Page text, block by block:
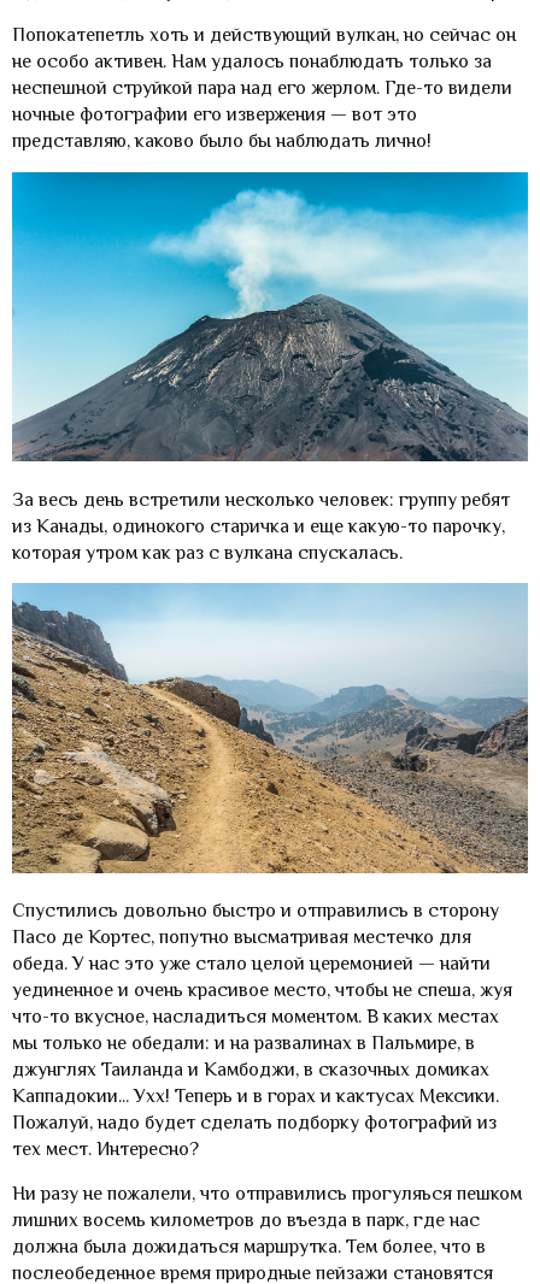
Попокатепетль хоть и действующий вулкан, но сейчас он
не особо активен. Нам удалось понаблюдать только за
неспешной струйкой пара над его жерлом. Где-то видели
ночные фотографии его извержения — вот это
представляю, каково было бы наблюдать лично!
За весь день встретили несколько человек: группу ребят
из Канады, одинокого старичка и еще какую-то парочку,
которая утром как раз с вулкана спускалась.
Спустились довольно быстро и отправились в сторону
Пасо де Кортес, попутно высматривая местечко для
обеда. У нас это уже стало целой церемонией — найти
уединенное и очень красивое место, чтобы не спеша, жуя
что-то вкусное, насладиться моментом. В каких местах
мы только не обедали: и на развалинах в Пальмире, в
джунглях Таиланда и Камбоджи, в сказочных домиках
Каппадокии... Ухх! Теперь и в горах и кактусах Мексики.
Пожалуй, надо будет сделать подборку фотографий из
тех мест. Интересно?
Ни разу не пожалели, что отправились прогуляься пешком
лишних восемь километров до въезда в парк, где нас
должна была дожидаться маршрутка. Тем более, что в
послеобеденное время природные пейзажи становятся